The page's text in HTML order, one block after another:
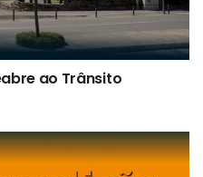
ao Trânsito